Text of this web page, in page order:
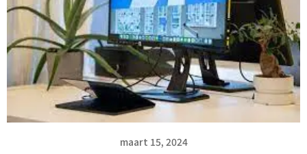
maart 15, 2024